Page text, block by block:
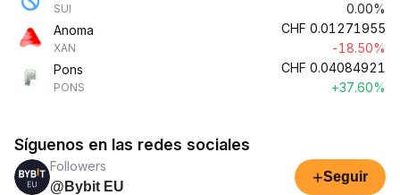
SUI
0.00%
Anoma
XAN
CHF 0.01271955
-18.50%
Pons
PONS
CHF 0.04084921
+37.60%
Síguenos en las redes sociales
Followers
@Bybit EU
+Seguir